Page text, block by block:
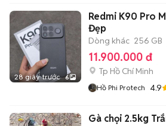
28 giây trước 6
Redmi K90 Pro
Đẹp
Dòng khác 256 GB
11.900.000 đ
Tp Hồ Chí Minh
Hồ Phi Protech 4.9
Gà chọi 2.5kg